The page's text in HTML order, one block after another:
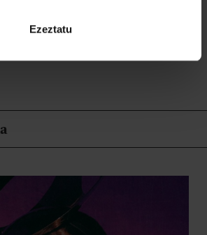
Ezeztatu